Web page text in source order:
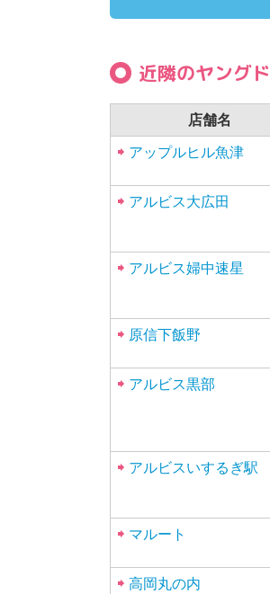
近隣のヤング
店舗名
アップルヒル魚津
アルビス大広田
アルビス婦中速星
原信下飯野
アルビス黒部
アルビスいするぎ駅
マルート
高岡丸の内